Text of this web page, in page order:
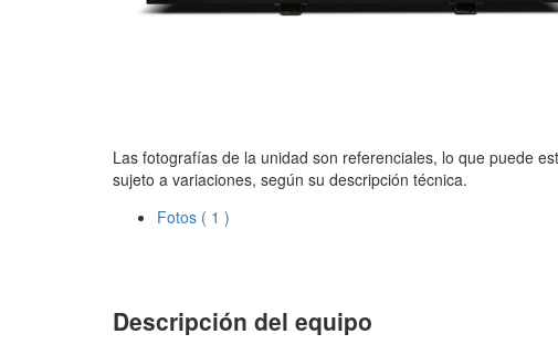
Las fotografías de la unidad son referenciales, lo que puede
sujeto a variaciones, según su descripción técnica.
Fotos ( 1 )
Descripción del equipo